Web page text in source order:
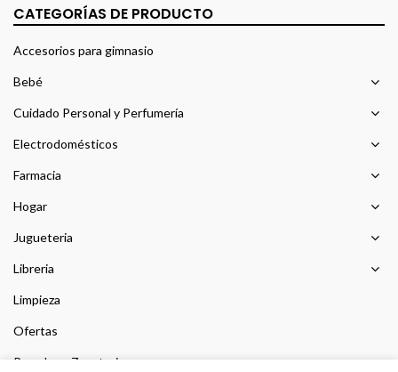
CATEGORÍAS DE PRODUCTO
Accesorios para gimnasio
Bebé
Cuidado Personal y Perfumería
Electrodomésticos
Farmacia
Hogar
Jugueteria
Libreria
Limpieza
Ofertas
Prendas y Zapateria